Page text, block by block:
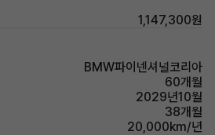
1,147,300원
BMW파이넨셔널코리아
60개월
2029년10월
38개월
20,000km/년